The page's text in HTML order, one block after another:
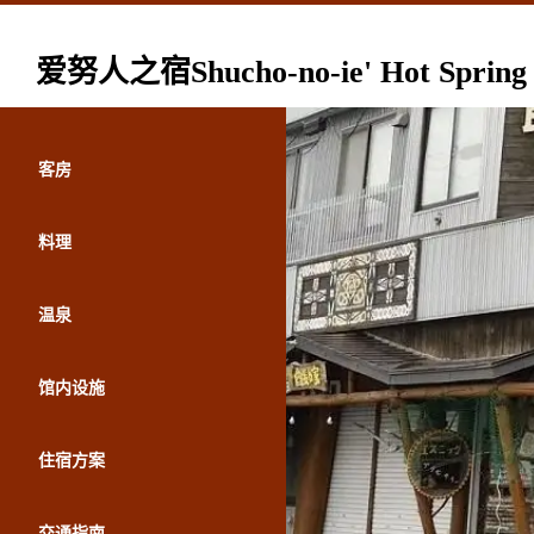
爱努人之宿Shucho-no-ie' Hot
客房
料理
温泉
馆内设施
住宿方案